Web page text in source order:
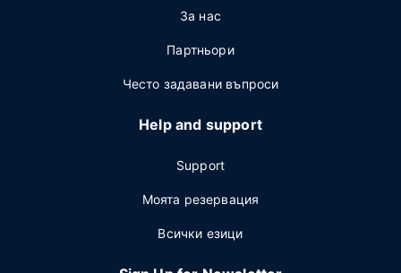
За нас
Партньори
Често задавани въпроси
Help and support
Support
Моята резервация
Всички езици